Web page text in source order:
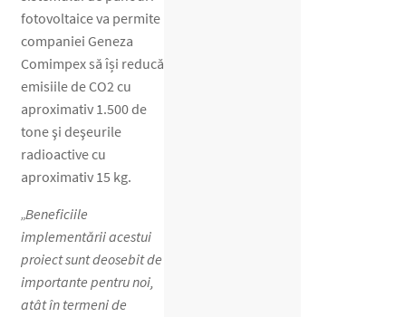
fotovoltaice va permite
companiei Geneza
Comimpex să își reducă
emisiile de CO2 cu
aproximativ 1.500 de
tone şi deşeurile
radioactive cu
aproximativ 15 kg.
„Beneficiile
implementării acestui
proiect sunt deosebit de
importante pentru noi,
atât în termeni de